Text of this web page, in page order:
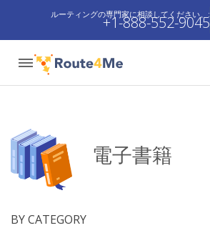
ルーティングの専門家に相談してください。:
+1-888-552-9045
電子書籍
BY CATEGORY